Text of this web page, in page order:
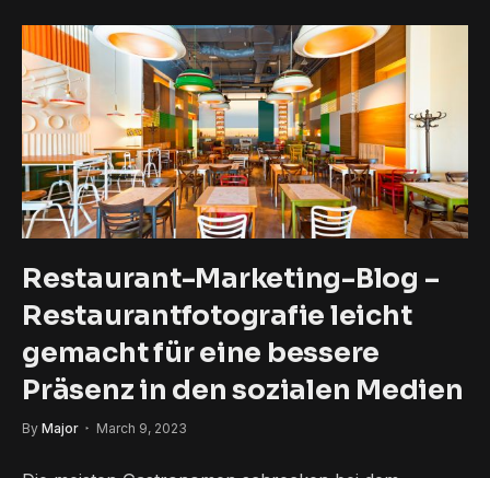
Restaurant-Marketing-Blog –
Restaurantfotografie leicht
gemacht für eine bessere
Präsenz in den sozialen Medien
By Major March 9, 2023